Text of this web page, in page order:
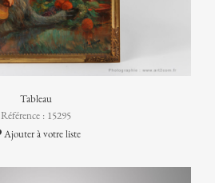
Tableau
Référence : 15295
Ajouter à votre liste